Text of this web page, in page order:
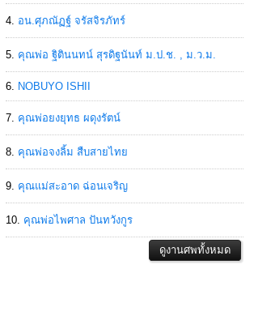
อน.ศุภณัฏฐ์ จรัสจิรภัทร์
คุณพ่อ ฐิตินนทน์ สุรดิฐนันท์ ม.ป.ช. , ม.ว.ม.
NOBUYO ISHII
คุณพ่อยงยุทธ ผดุงรัตน์
คุณพ่อจงลิ้ม สืบสายไทย
คุณแม่สะอาด ฉ่อนเจริญ
คุณพ่อไพศาล ปันทวังกูร